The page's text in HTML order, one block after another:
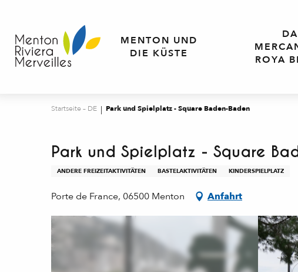
contenu
principal
MENTON UND
DIE KÜSTE
ROYA
Startseite – DE Park und Spielplatz - Square Baden-Baden
Park und Spielplatz - Square
ANDERE FREIZEITAKTIVITÄTEN BASTELAKTIVITÄTEN KINDERSPIELPLATZ
Porte de France, 06500 Menton Anfahrt